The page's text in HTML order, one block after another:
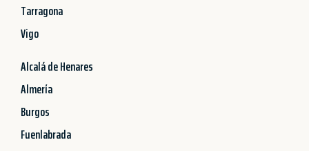
Tarragona
Vigo
Alcalá de Henares
Almería
Burgos
Fuenlabrada